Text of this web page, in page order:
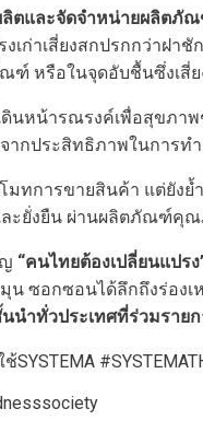
ลิตและจัดจำหน่ายผลิตภั
ปรงเก่าเสี่ยงสกปรกกว่
ฑ์ หรือในจุดอับชื้นซึ่งเสี่
ดินหน้ารณรงค์เพื่อสุขภา
ากประสิทธิภาพในการ
มทการขายสินค้า แต่ยัง
ะยั่งยืน ผ่านผลิตภัณฑ์คุ
“คนไทยต้องเปลี่ยนแปรง
น ซอกซอนได้ลึกถึงร่อ
นำทั่วประเทศที่ร่วมราย